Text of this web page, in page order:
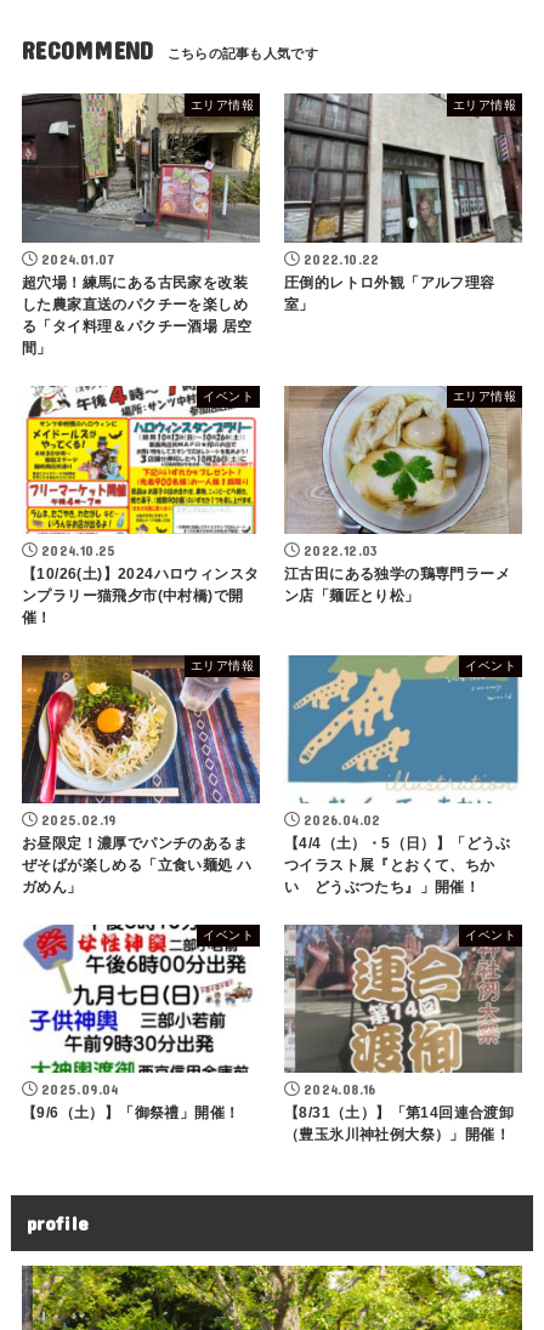
RECOMMEND
エリア情報
2024.01.07
超穴場！練馬にある古民家を改装
した農家直送のパクチーを楽しめ
る「タイ料理＆パクチー酒場 居空
間」
エリア情報
2022.10.22
圧倒的レトロ外観「アルフ理容
室」
イベント
2024.10.25
【10/26(土)】2024ハロウィンスタ
ンプラリー猫飛夕市(中村橋)で開
催！
エリア情報
2022.12.03
江古田にある独学の鶏専門ラーメ
ン店「麺匠とり松」
エリア情報
2025.02.19
お昼限定！濃厚でパンチのあるま
ぜそばが楽しめる「立食い麺処 ハ
ガめん」
イベント
2026.04.02
【4/4（土）・5（日）】「どうぶ
つイラスト展『とおくて、ちか
い どうぶつたち』」開催！
イベント
2025.09.04
【9/6（土）】「御祭禮」開催！
イベント
2024.08.16
【8/31（土）】「第14回連合渡卸
（豊玉氷川神社例大祭）」開催！
profile